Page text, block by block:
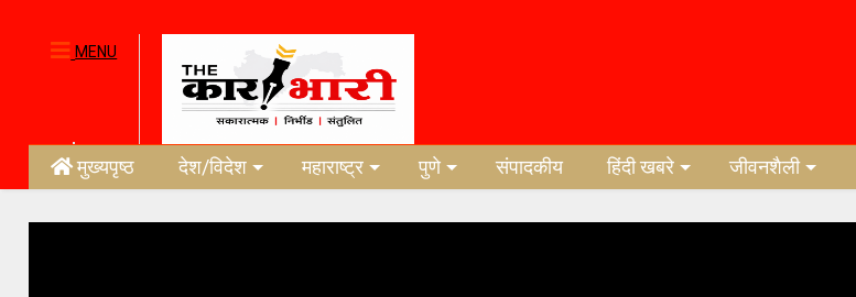
MENU
मुख्यपृष्ठ देश/विदेश महाराष्ट्र पुणे संपादकीय हिंदी खबरे जीवनशैली